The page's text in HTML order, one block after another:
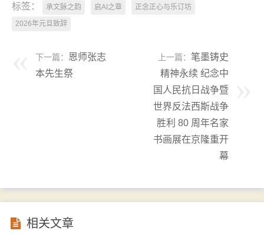
标签： 承文脉之韵 启AI之章
正念正心与乐订坊
2026年元旦致辞
下一篇： 恩师张志
本先生祭
上一篇： 笔墨铸史
精神永续 纪念中
国人民抗日战争暨
世界反法西斯战争
胜利 80 周年名家
书画展在京隆重开
幕
相关文章